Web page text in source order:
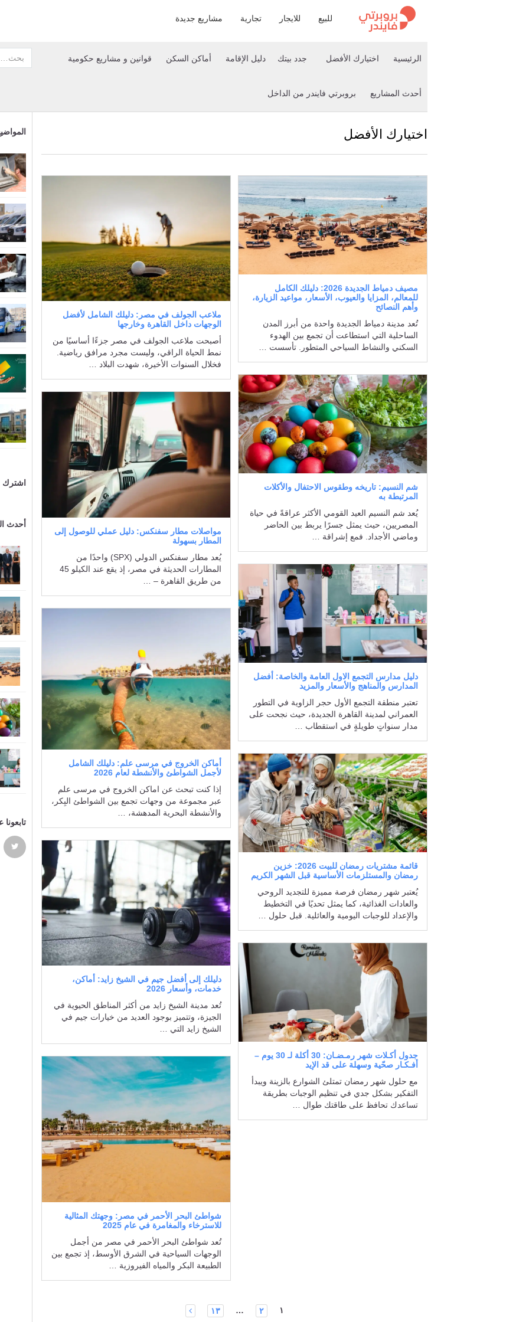
للبيع للايجار تجارية مشاريع جديدة
قوانين و مشاريع حكومية أماكن السكن دليل الإقامة جدد بيتك اختيارك الأفضل الرئيسية
بروبرتي فايندر من الداخل أحدث المشاريع
اختيارك الأفضل
مصيف دمياط الجديدة 2026: دليلك الكامل
للمعالم، المزايا والعيوب، الأسعار، مواعيد الزيارة،
وأهم النصائح
تُعد مدينة دمياط الجديدة واحدة من أبرز المدن
الساحلية التي استطاعت أن تجمع بين الهدوء
السكني والنشاط السياحي المتطور. تأسست …
شم النسيم: تاريخه وطقوس الاحتفال والأكلات
المرتبطة به
يُعد شم النسيم العيد القومي الأكثر عراقةً في حياة
المصريين، حيث يمثل جسرًا يربط بين الحاضر
وماضي الأجداد. فمع إشراقة …
دليل مدارس التجمع الاول العامة والخاصة: أفضل
المدارس والمناهج والأسعار والمزيد
تعتبر منطقة التجمع الأول حجر الزاوية في التطور
العمراني لمدينة القاهرة الجديدة، حيث نجحت على
مدار سنواتٍ طويلةٍ في استقطاب …
قائمة مشتريات رمضان للبيت 2026: خزين
رمضان والمستلزمات الأساسية قبل الشهر الكريم
يُعتبر شهر رمضان فرصة مميزة للتجديد الروحي
والعادات الغذائية، كما يمثل تحديًا في التخطيط
والإعداد للوجبات اليومية والعائلية. قبل حلول …
جدول أكـلات شهر رمـضـان: 30 أكلة لـ 30 يوم –
أفـكـار صحّية وسهلة على قد الإيد
مع حلول شهر رمضان تمتلئ الشوارع بالزينة ويبدأ
التفكير بشكل جدي في تنظيم الوجبات بطريقة
تساعدك تحافظ على طاقتك طوال …
ملاعب الجولف في مصر: دليلك الشامل لأفضل
الوجهات داخل القاهرة وخارجها
أصبحت ملاعب الجولف في مصر جزءًا أساسيًا من
نمط الحياة الراقي، وليست مجرد مرافق رياضية.
فخلال السنوات الأخيرة، شهدت البلاد …
مواصلات مطار سفنكس: دليل عملي للوصول إلى
المطار بسهولة
يُعد مطار سفنكس الدولي (SPX) واحدًا من
المطارات الحديثة في مصر، إذ يقع عند الكيلو 45
من طريق القاهرة – …
أماكن الخروج في مرسى علم: دليلك الشامل
لأجمل الشواطئ والأنشطة لعام 2026
إذا كنت تبحث عن اماكن الخروج في مرسى علم
عبر مجموعة من وجهات تجمع بين الشواطئ البِكر،
والأنشطة البحرية المدهشة، …
دليلك إلى أفضل جيم في الشيخ زايد: أماكن،
خدمات، وأسعار 2026
تُعد مدينة الشيخ زايد من أكثر المناطق الحيوية في
الجيزة، وتتميز بوجود العديد من خيارات جيم في
الشيخ زايد التي …
شواطئ البحر الأحمر في مصر: وجهتك المثالية
للاسترخاء والمغامرة في عام 2025
تُعد شواطئ البحر الأحمر في مصر من أجمل
الوجهات السياحية في الشرق الأوسط، إذ تجمع بين
الطبيعة البكر والمياه الفيروزية …
١ ٢ … ١٣
اشترك
أحدث